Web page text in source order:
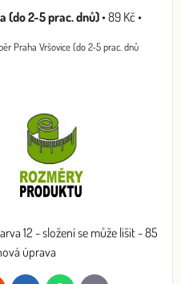
(do 2-5 prac. dnů)•89 Kč •
Praha Vršovice (do 2-5 prac. dnů
12 - složení se může lišit - 85
úprava